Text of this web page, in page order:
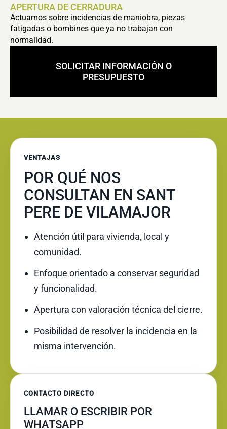
APERTURA DE CERRADURA
Actuamos sobre incidencias de maniobra, piezas
fatigadas o bombines que ya no trabajan con
normalidad.
SOLICITAR INFORMACIÓN O
PRESUPUESTO
VENTAJAS
POR QUÉ NOS
CONSULTAN EN SANT
PERE DE VILAMAJOR
Atención útil para vivienda, local y
comunidad.
Enfoque orientado a conservar seguridad
y funcionalidad.
Apertura con valoración técnica del cierre.
Posibilidad de resolver la incidencia en la
misma intervención.
CONTACTO DIRECTO
LLAMAR O ESCRIBIR POR
WHATSAPP